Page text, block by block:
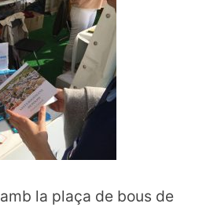
la plaça de bous de